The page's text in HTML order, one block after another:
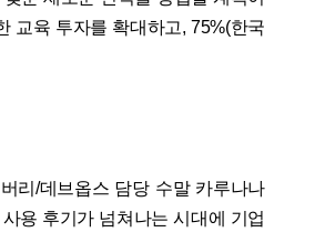
교육 투자를 확대하고, 75%(한국
리/데브옵스 담당 수말 카루나나
용 후기가 넘쳐나는 시대에 기업